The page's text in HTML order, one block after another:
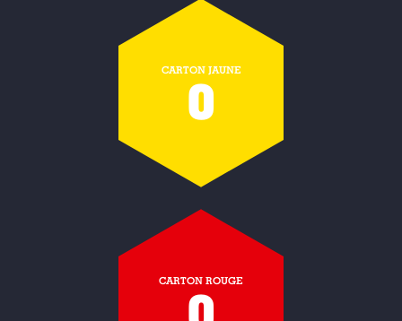
CARTON JAUNE
0
CARTON ROUGE